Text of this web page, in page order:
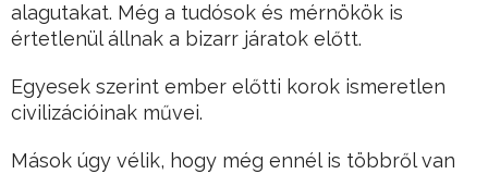
alagutakat. Még a tudósok és mérnökök is
értetlenül állnak a bizarr járatok előtt.
Egyesek szerint ember előtti korok ismeretlen
civilizációinak művei.
Mások úgy vélik, hogy még ennél is többről van